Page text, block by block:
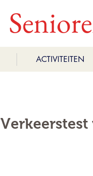
ACTIVITEITEN